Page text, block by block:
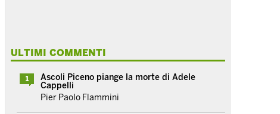
ULTIMI COMMENTI
1
Ascoli Piceno piange la morte di Adele
Cappelli
Pier Paolo Flammini